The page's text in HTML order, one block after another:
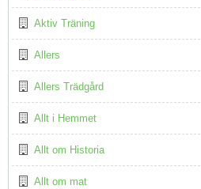
Aktiv Träning
Allers
Allers Trädgård
Allt i Hemmet
Allt om Historia
Allt om mat